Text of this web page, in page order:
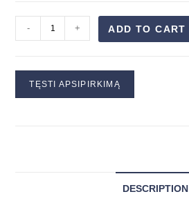
- + ADD TO CART
TĘSTI APSIPIRKIMĄ
DESCRIPTION